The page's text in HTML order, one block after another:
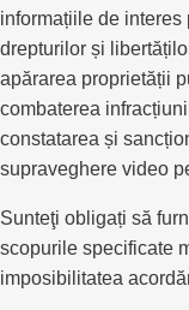
informațiile de interes
drepturilor și
apărarea proprietății
combaterea
constatarea și
supraveghere video
Sunteţi obligați să
scopurile specificate
imposibilitatea